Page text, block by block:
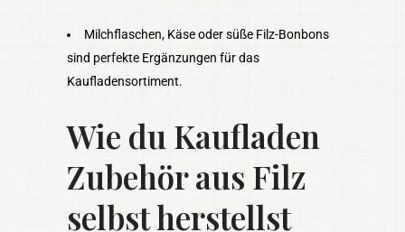
Milchflaschen, Käse oder süße Filz-Bonbons
sind perfekte Ergänzungen für das
Kaufladensortiment.
Wie du Kaufladen
Zubehör aus Filz
selbst herstellst